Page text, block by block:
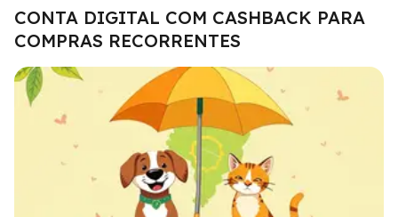
CONTA DIGITAL COM CASHBACK PARA
COMPRAS RECORRENTES